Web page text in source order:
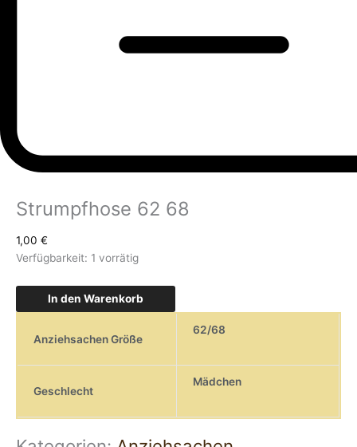
Strumpfhose 62 68
1,00 €
Verfügbarkeit: 1 vorrätig
In den Warenkorb
Anziehsachen Größe
62/68
Geschlecht
Mädchen